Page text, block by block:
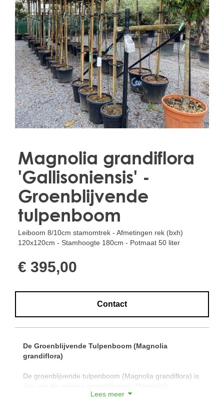
Treesafe
VORSTBESCHERMINGVOORBOMEN.NL
WINTERSCHUTZFUERBAEUME.DE
FROSTPROTECTIONFORTREES.CO.UK
Terracotta
TERRACOTTA.NL
TERRACOTTA.BE
TERRAKOTTA.DE
Magnolia grandiflora
'Gallisoniensis' -
Groenblijvende
tulpenboom
Leiboom 8/10cm stamomtrek - Afmetingen rek (bxh)
120x120cm - Stamhoogte 180cm - Potmaat 50 liter
€ 395,00
Contact
De Groenblijvende Tulpenboom (Magnolia
grandiflora)
De groenblijvende tulpenboom (Magnolia grandiflora) is
één van de weinige groenblijvende Magnolia's.
Lees meer